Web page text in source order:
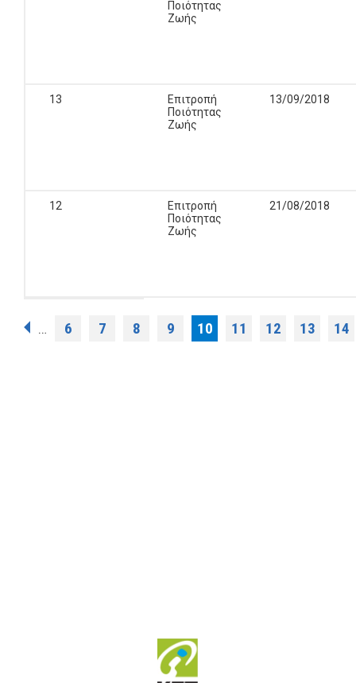
Ποιότητας
Ζωής
13
Επιτροπή
Ποιότητας
Ζωής
13/09/2018
12
Επιτροπή
Ποιότητας
Ζωής
21/08/2018
Σελίδες
… 6 7 8 9 10 11 12 13 14